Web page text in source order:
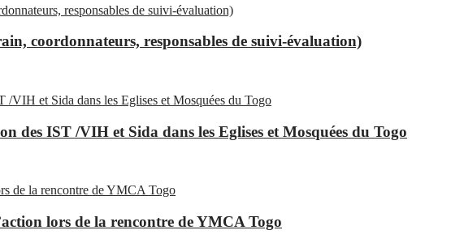
coordonnateurs, responsables de suivi-évaluation)
IST /VIH et Sida dans les Eglises et Mosquées du Togo
lors de la rencontre de YMCA Togo